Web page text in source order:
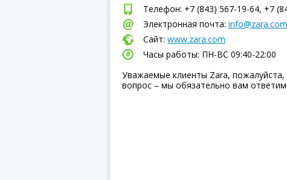
Телефон: +7 (843) 567-19-64, +7
Электронная почта: info@zara.com
Сайт: www.zara.com
Часы работы: ПН-ВC 09:40-22:00
Уважаемые клиенты Zara, пожалуйста,
вопрос – мы обязательно вам ответим!